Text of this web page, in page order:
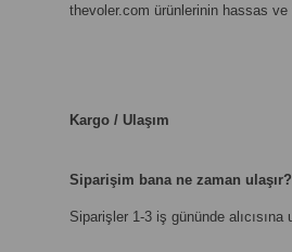
thevoler.com ürünlerinin hassas ve
Kargo / Ulaşım
Siparişim bana ne zaman ulaşır?
Siparişler 1-3 iş gününde alıcısına